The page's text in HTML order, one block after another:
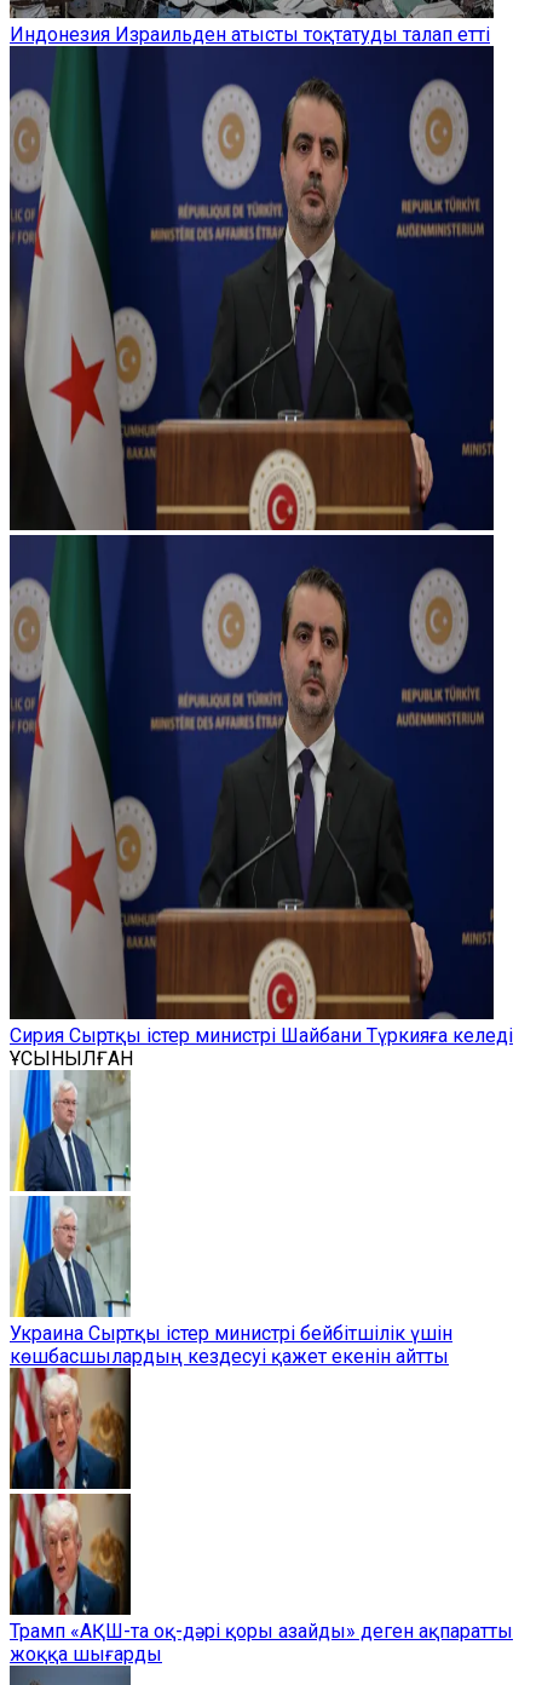
Индонезия Израильден атысты тоқтатуды талап етті
Сирия Сыртқы істер министрі Шайбани Түркияға келеді
ҰСЫНЫЛҒАН
Украина Сыртқы істер министрі бейбітшілік үшін
көшбасшылардың кездесуі қажет екенін айтты
Трамп «АҚШ-та оқ-дәрі қоры азайды» деген ақпаратты
жоққа шығарды